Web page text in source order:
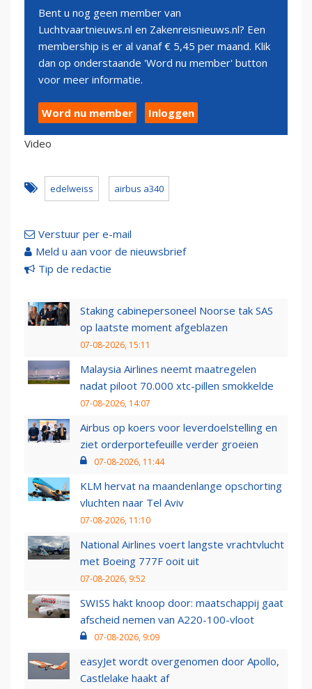
Bent u nog geen member van
Luchtvaartnieuws.nl en Zakenreisnieuws.nl? Een
membership is er al vanaf € 5,45 per maand. Klik
dan op onderstaande 'Word nu member' button
voor meer informatie.
Word nu member Inloggen
Video
edelweiss airbus a340
Verstuur per e-mail
Meld u aan voor de nieuwsbrief
Tip de redactie
Staking cabinepersoneel Noorse tak SAS
op laatste moment afgeblazen
07-08-2026, 15:11
Malaysia Airlines neemt maatregelen
nadat piloot 70.000 xtc-pillen smokkelde
07-08-2026, 14:07
Airbus op koers voor leverdoelstelling en
ziet orderportefeuille verder groeien
07-08-2026, 11:44
KLM hervat na maandenlange opschorting
vluchten naar Tel Aviv
07-08-2026, 11:10
National Airlines voert langste vrachtvlucht
met Boeing 777F ooit uit
07-08-2026, 9:52
SWISS hakt knoop door: maatschappij gaat
afscheid nemen van A220-100-vloot
07-08-2026, 9:09
easyJet wordt overgenomen door Apollo,
Castlelake haakt af